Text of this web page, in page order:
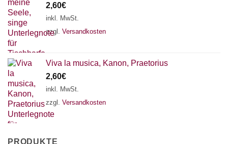
2,60€
inkl. MwSt.
zzgl. Versandkosten
Viva la musica, Kanon, Praetorius
2,60€
inkl. MwSt.
zzgl. Versandkosten
PRODUKTE